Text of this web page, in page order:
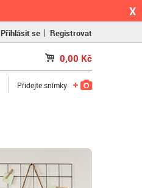
X
Přihlásit se Registrovat
0,00 Kč
Přidejte snímky